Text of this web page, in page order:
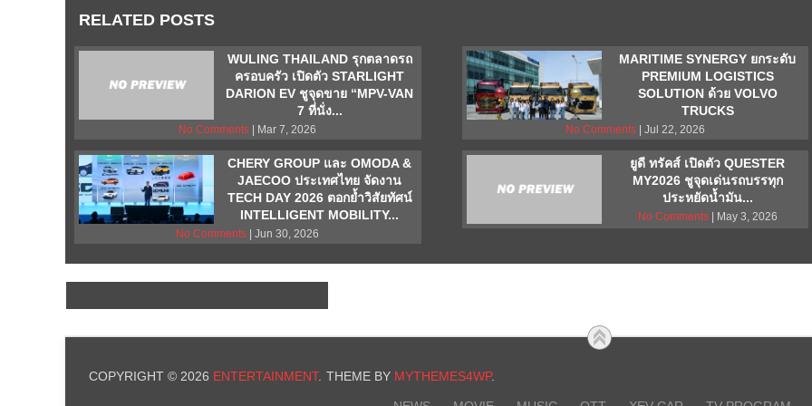
RELATED POSTS
WULING THAILAND รุกตลาดรถ
ครอบครัว เปิดตัว STARLIGHT
DARION EV ชูจุดขาย “MPV-VAN
7 ที่นั่ง...
No Comments | Mar 7, 2026
MARITIME SYNERGY ยกระดับ
PREMIUM LOGISTICS
SOLUTION ด้วย VOLVO
TRUCKS
No Comments | Jul 22, 2026
CHERY GROUP และ OMODA &
JAECOO ประเทศไทย จัดงาน
TECH DAY 2026 ตอกย้ำวิสัยทัศน์
INTELLIGENT MOBILITY...
No Comments | Jun 30, 2026
ยูดี ทรัคส์ เปิดตัว QUESTER
MY2026 ชูจุดเด่นรถบรรทุก
ประหยัดน้ำมัน...
No Comments| May 3, 2026
COPYRIGHT © 2026 ENTERTAINMENT. THEME BY MYTHEMES4WP.